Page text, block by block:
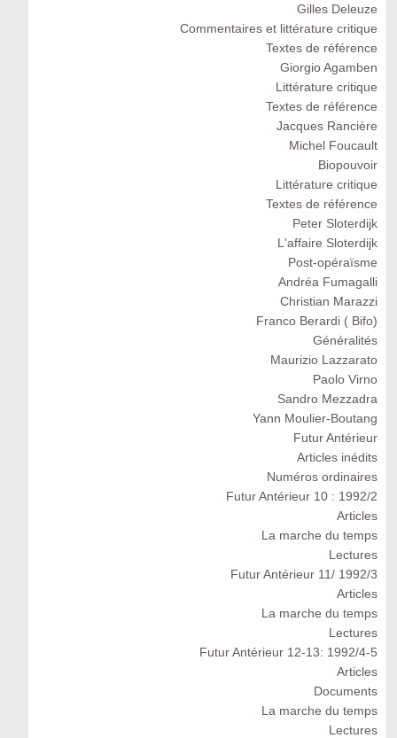
Gilles Deleuze
Commentaires et littérature critique
Textes de référence
Giorgio Agamben
Littérature critique
Textes de référence
Jacques Rancière
Michel Foucault
Biopouvoir
Littérature critique
Textes de référence
Peter Sloterdijk
L'affaire Sloterdijk
Post-opéraïsme
Andréa Fumagalli
Christian Marazzi
Franco Berardi ( Bifo)
Généralités
Maurizio Lazzarato
Paolo Virno
Sandro Mezzadra
Yann Moulier-Boutang
Futur Antérieur
Articles inédits
Numéros ordinaires
Futur Antérieur 10 : 1992/2
Articles
La marche du temps
Lectures
Futur Antérieur 11/ 1992/3
Articles
La marche du temps
Lectures
Futur Antérieur 12-13: 1992/4-5
Articles
Documents
La marche du temps
Lectures